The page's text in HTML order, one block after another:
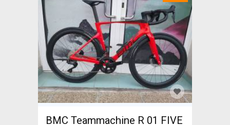
BMC Teammachine R 01 FIVE